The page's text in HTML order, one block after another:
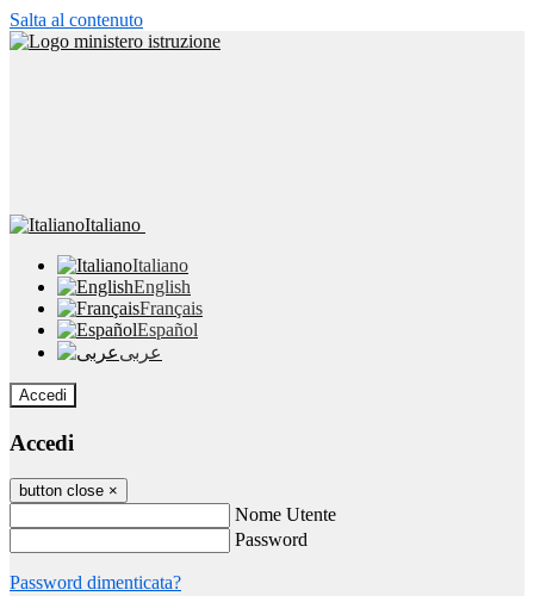
Salta al contenuto
Italiano
Italiano
English
Français
Español
عربى
Accedi
Accedi
button close ×
Nome Utente
Password
Password dimenticata?